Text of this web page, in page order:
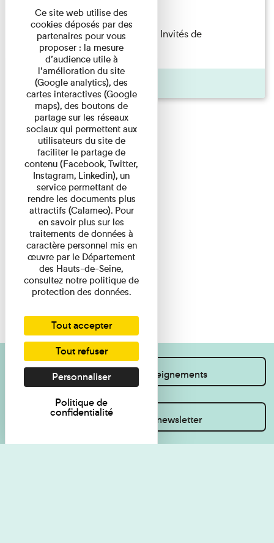
Lecture
Fanny Taillandier – Foudres Les Invités de
l’Imprimerie n°6 Lecture ...
Pages
Je souhaite des renseignements
Inscrivez-vous à la newsletter
Ce site web utilise des
cookies déposés par des
partenaires pour vous
proposer : la mesure
d’audience utile à
l’amélioration du site
(Google analytics), des
cartes interactives (Google
maps), des boutons de
partage sur les réseaux
sociaux qui permettent aux
utilisateurs du site de
faciliter le partage de
contenu (Facebook, Twitter,
Instagram, Linkedin), un
service permettant de
rendre les documents plus
attractifs (Calameo). Pour
en savoir plus sur les
traitements de données à
caractère personnel mis en
œuvre par le Département
des Hauts-de-Seine,
consultez notre politique de
protection des données.
Tout accepter
Tout refuser
Personnaliser
Politique de
confidentialité